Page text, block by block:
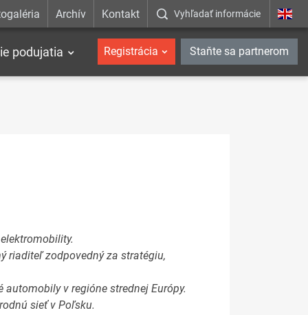
Archív Kontakt Vyhľadať informácie
podujatia Registrácia Staňte sa partnerom
riaditeľ zodpovedný za stratégiu,
v regióne strednej Európy.
sieť v Poľsku.